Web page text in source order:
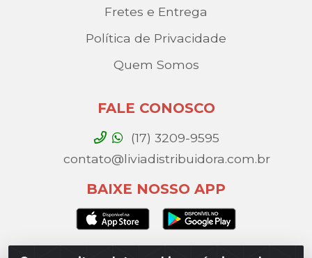
Fretes e Entrega
Política de Privacidade
Quem Somos
FALE CONOSCO
(17) 3209-9595
contato@liviadistribuidora.com.br
BAIXE NOSSO APP